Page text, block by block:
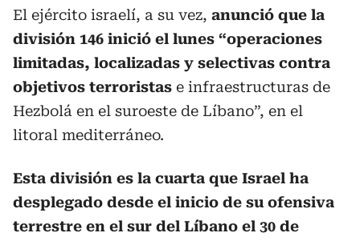
El ejército israelí, a su vez, anunció que la
división 146 inició el lunes “operaciones
limitadas, localizadas y selectivas contra
objetivos terroristas e infraestructuras de
Hezbolá en el suroeste de Líbano”, en el
litoral mediterráneo.
Esta división es la cuarta que Israel ha
desplegado desde el inicio de su ofensiva
terrestre en el sur del Líbano el 30 de